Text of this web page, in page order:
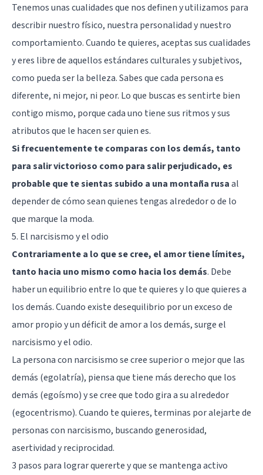
Tenemos unas cualidades que nos definen y utilizamos para
describir nuestro físico, nuestra personalidad y nuestro
comportamiento. Cuando te quieres, aceptas sus cualidades
y eres libre de aquellos estándares culturales y subjetivos,
como pueda ser la belleza. Sabes que cada persona es
diferente, ni mejor, ni peor. Lo que buscas es sentirte bien
contigo mismo, porque cada uno tiene sus ritmos y sus
atributos que le hacen ser quien es.
Si frecuentemente te comparas con los demás, tanto
para salir victorioso como para salir perjudicado, es
probable que te sientas subido a una montaña rusaal
depender de cómo sean quienes tengas alrededor o de lo
que marque la moda.
5. El narcisismo y el odio
Contrariamente a lo que se cree, el amor tiene límites,
tanto hacia uno mismo como hacia los demás. Debe
haber un equilibrio entre lo que te quieres y lo que quieres a
los demás. Cuando existe desequilibrio por un exceso de
amor propio y un déficit de amor a los demás, surge el
narcisismo y el odio.
La persona con narcisismo se cree superior o mejor que las
demás (egolatría), piensa que tiene más derecho que los
demás (egoísmo) y se cree que todo gira a su alrededor
(egocentrismo). Cuando te quieres, terminas por alejarte de
personas con narcisismo, buscando generosidad,
asertividad y reciprocidad.
3 pasos para lograr quererte y que se mantenga activo